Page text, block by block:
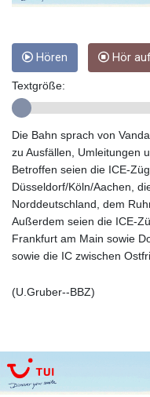
Hören Hör
Textgröße:
Die Bahn sprach von
zu Ausfällen, Umleitungen
Betroffen seien die ICE-
Düsseldorf/Köln/Aachen,
Norddeutschland, dem
Außerdem seien die ICE-
Frankfurt am Main sowie
sowie die IC zwischen
(U.Gruber--BBZ)